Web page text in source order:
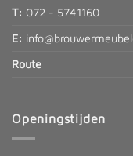
T: 072 - 5741160
E:
Route
Openingstijden